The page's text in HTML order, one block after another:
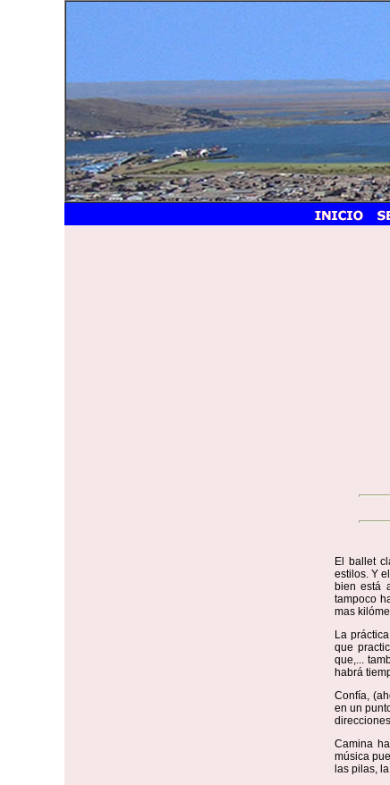
El ballet
estilos. Y
bien está
tampoco
mas
La
que
que,...
habrá
Confía,
en un
Camina
música
las pilas,